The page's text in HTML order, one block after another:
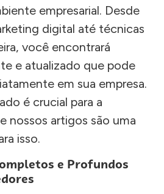
empresarial. Desde
digital até técnicas
você encontrará
e atualizado que pode
em sua empresa.
é crucial para a
nossos artigos são uma
isso.
e Profundos